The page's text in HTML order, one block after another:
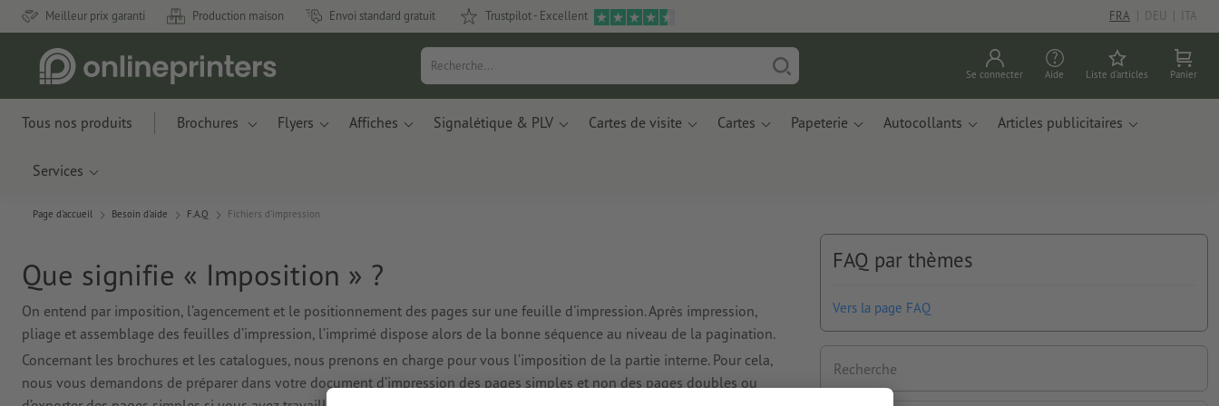
Meilleur prix garanti Production maison Envoi standard gratuit Trustpilot - Excellent FRA | DEU | ITA
Se connecter Aide Liste d'articles Panier
Tous nos produits Brochures Flyers Affiches Signalétique & PLV Cartes de visite Cartes Papeterie Autocollants Articles publicitaires
Services
Page d'accueil Besoin d'aide F.A.Q Fichiers d'impression
Que signifie « Imposition » ?
On entend par imposition, l’agencement et le positionnement des pages sur une feuille d'impression. Après impression,
pliage et assemblage des feuilles d’impression, l’imprimé dispose alors de la bonne séquence au niveau de la pagination.
Concernant les brochures et les catalogues, nous prenons en charge pour vous l’imposition de la partie interne. Pour cela,
nous vous demandons de préparer dans votre document d’impression des pages simples et non des pages doubles ou
FAQ par thèmes
Vers la page FAQ
Recherche